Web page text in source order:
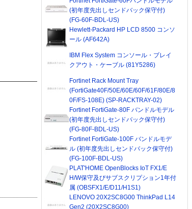
(初年度先出しセンドバック保守付)
(FG-60F-BDL-US)
Hewlett-Packard HP LCD 8500 コンソ
ール (AF642A)
IBM Flex System コンソール・ブレイ
クアウト・ケーブル (81Y5286)
Fortinet Rack Mount Tray
(FortiGate40F/50E/60E/60F/61F/80E/8
0F/FS-108E) (SP-RACKTRAY-02)
Fortinet FortiGate-80F バンドルモデル
(初年度先出しセンドバック保守付)
(FG-80F-BDL-US)
Fortinet FortiGate-100F バンドルモデ
ル (初年度先出しセンドバック保守付)
(FG-100F-BDL-US)
PLAT'HOME OpenBlocks IoT FX1/E
H/W保守及びサブスクリプション1年付
属 (OBSFX1/E/D11/H1S1)
LENOVO 20X2SC8G00 ThinkPad L14
Gen2 (20X2SC8G00)